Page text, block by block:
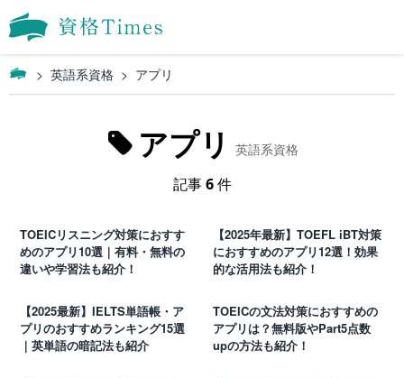
英語系資格 アプリ
アプリ 英語系資格
記事 6 件
TOEICリスニング対策におすす
めのアプリ10選｜有料・無料の
違いや学習法も紹介！
【2025年最新】TOEFL iBT対策
におすすめのアプリ12選！効果
的な活用法も紹介！
【2025最新】IELTS単語帳・ア
プリのおすすめランキング15選
｜英単語の暗記法も紹介
TOEICの文法対策におすすめの
アプリは？無料版やPart5点数
upの方法も紹介！